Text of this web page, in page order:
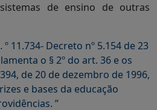
de ensino de outras
11.734- Decreto nº 5.154 de 23
o § 2º do art. 36 e os
de 20 de dezembro de 1996,
e bases da educação
”